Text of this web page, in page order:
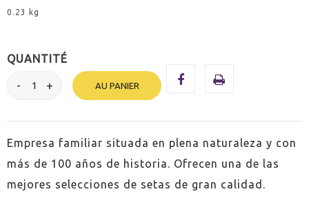
0.23 kg
QUANTITÉ
AU PANIER
Empresa familiar situada en plena naturaleza y con
más de 100 años de historia. Ofrecen una de las
mejores selecciones de setas de gran calidad.